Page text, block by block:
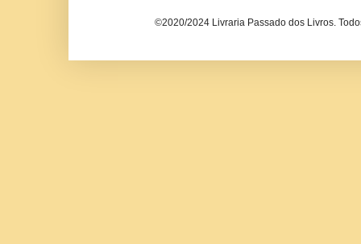
©2020/2024 Livraria Passado dos Livros.